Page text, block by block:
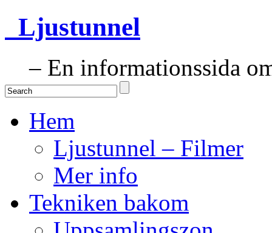
Ljustunnel
– En informationssida
Hem
Ljustunnel – Filmer
Mer info
Tekniken bakom